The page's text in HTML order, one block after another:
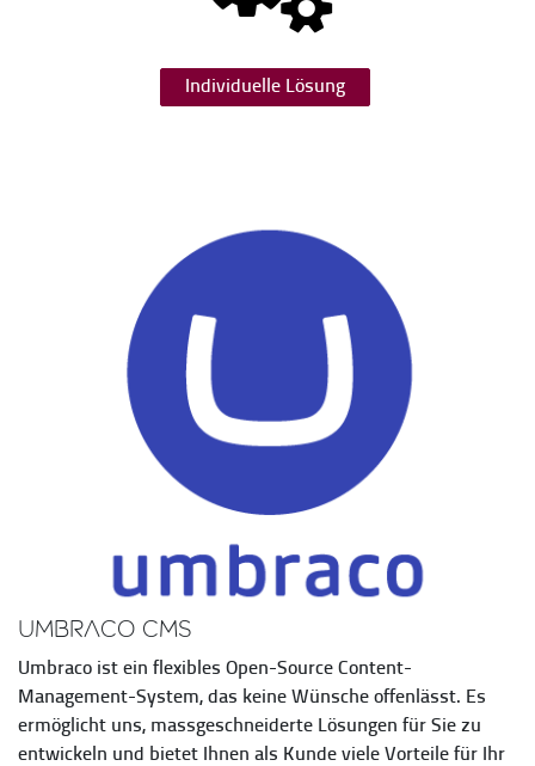
Individuelle Lösung
Umbraco CMS
Umbraco ist ein flexibles Open-Source Content-
Management-System, das keine Wünsche offenlässt. Es
ermöglicht uns, massgeschneiderte Lösungen für Sie zu
entwickeln und bietet Ihnen als Kunde viele Vorteile für Ihr